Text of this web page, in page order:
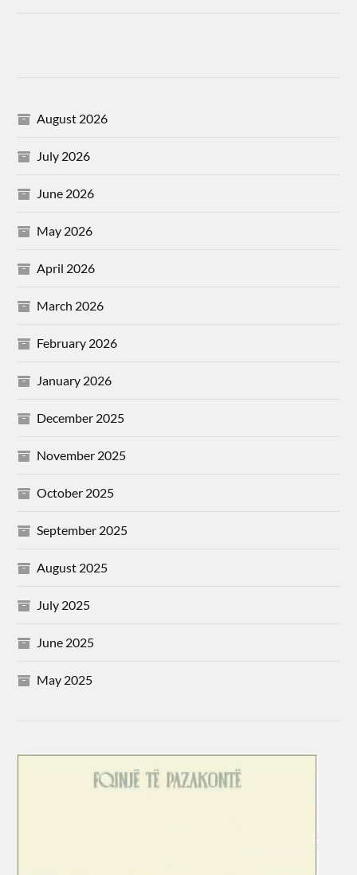
August 2026
July 2026
June 2026
May 2026
April 2026
March 2026
February 2026
January 2026
December 2025
November 2025
October 2025
September 2025
August 2025
July 2025
June 2025
May 2025